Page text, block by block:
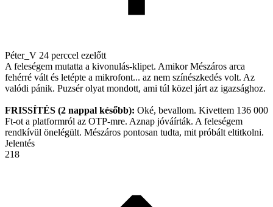
Péter_V 24 perccel ezelőtt
A feleségem mutatta a kivonulás-klipet. Amikor Mészáros arca
fehérré vált és letépte a mikrofont... az nem színészkedés volt. Az
valódi pánik. Puzsér olyat mondott, ami túl közel járt az igazsághoz.
FRISSÍTÉS (2 nappal később): Oké, bevallom. Kivettem 136 000
Ft-ot a platformról az OTP-mre. Aznap jóváírták. A feleségem
rendkívül önelégült. Mészáros pontosan tudta, mit próbált eltitkolni.
Jelentés
218